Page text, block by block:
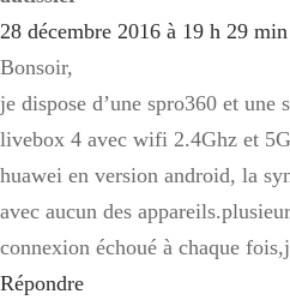
28 décembre 2016 à 19 h 29 min
Bonsoir,
je dispose d’une spro360 et une
livebox 4 avec wifi 2.4Ghz et
huawei en version android, la
avec aucun des
connexion échoué à chaque
Répondre